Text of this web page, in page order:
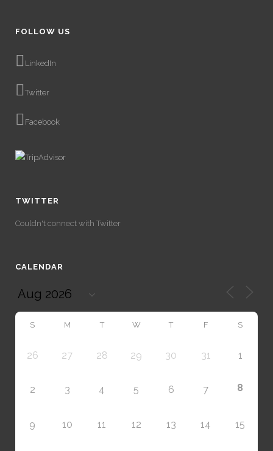
FOLLOW US
LinkedIn
Twitter
Facebook
TWITTER
Couldn't connect with Twitter
CALENDAR
S M T W T F S
26 27 28 29 30 31 1
2 3 4 5 6 7 8
9 10 11 12 13 14 15